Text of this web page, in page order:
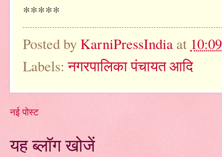
*****
Posted by KarniPressIndia at
Labels:नगरपालिका पंचायत आदि
नई पोस्ट
यह ब्लॉग खोजें